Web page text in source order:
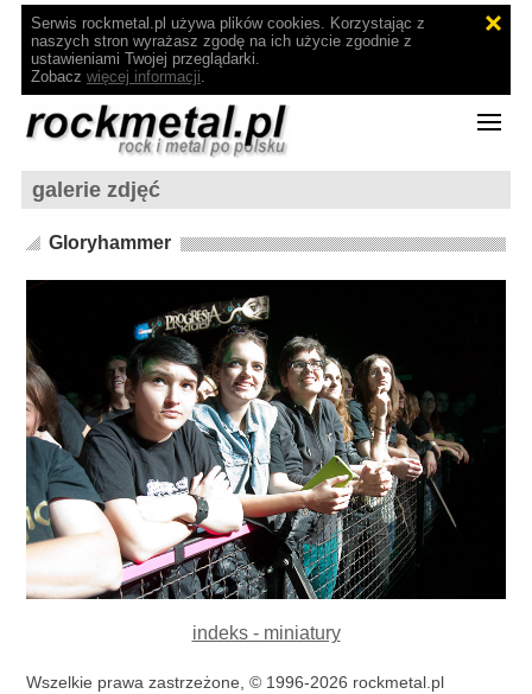
Serwis rockmetal.pl używa plików cookies. Korzystając z
naszych stron wyrażasz zgodę na ich użycie zgodnie z
ustawieniami Twojej przeglądarki.
Zobacz więcej informacji.
galerie zdjęć
Gloryhammer
indeks - miniatury
Wszelkie prawa zastrzeżone, © 1996-2026 rockmetal.pl